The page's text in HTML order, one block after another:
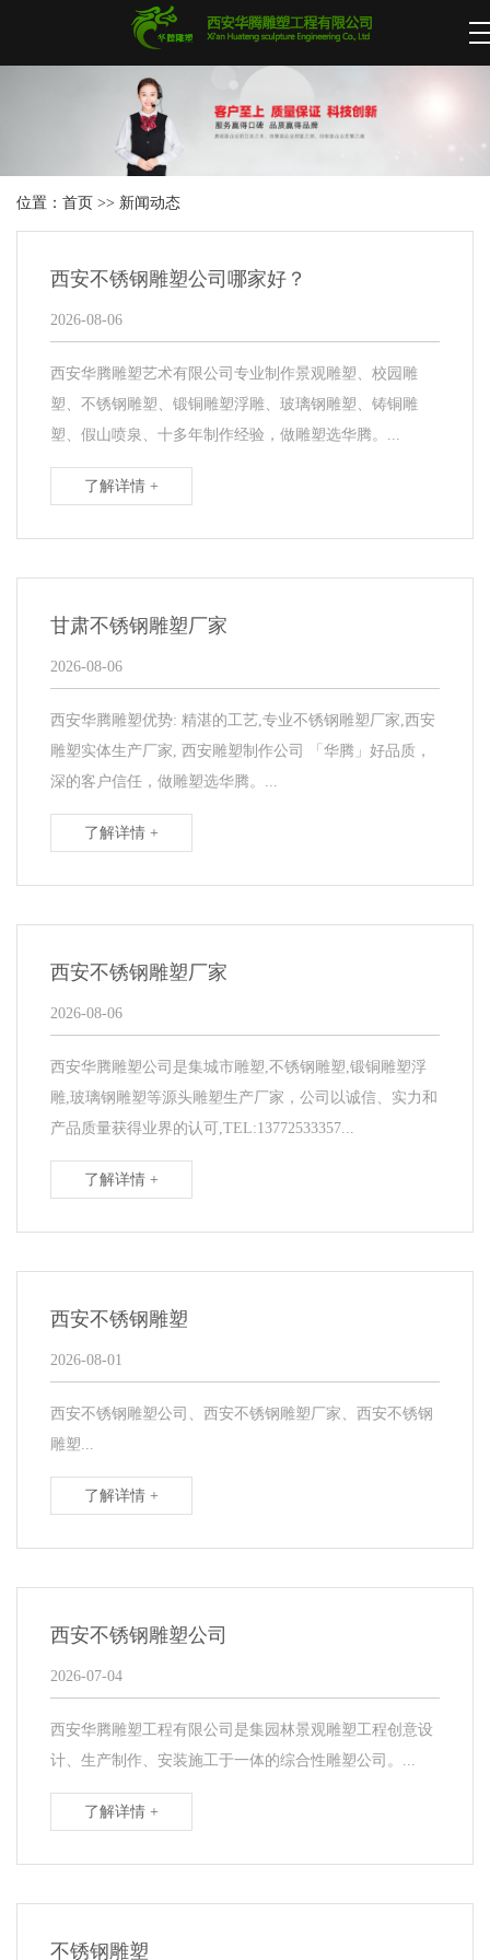
位置： 首页 >> 新闻动态
西安不锈钢雕塑公司哪家好？
2026-08-06
西安华腾雕塑艺术有限公司专业制作景观雕塑、校园雕
塑、不锈钢雕塑、锻铜雕塑浮雕、玻璃钢雕塑、铸铜雕
塑、假山喷泉、十多年制作经验，做雕塑选华腾。...
了解详情 +
甘肃不锈钢雕塑厂家
2026-08-06
西安华腾雕塑优势: 精湛的工艺,专业不锈钢雕塑厂家,西安
雕塑实体生产厂家, 西安雕塑制作公司 「华腾」好品质，
深的客户信任，做雕塑选华腾。...
了解详情 +
西安不锈钢雕塑厂家
2026-08-06
西安华腾雕塑公司是集城市雕塑,不锈钢雕塑,锻铜雕塑浮
雕,玻璃钢雕塑等源头雕塑生产厂家，公司以诚信、实力和
产品质量获得业界的认可,TEL:13772533357...
了解详情 +
西安不锈钢雕塑
2026-08-01
西安不锈钢雕塑公司、西安不锈钢雕塑厂家、西安不锈钢
雕塑...
了解详情 +
西安不锈钢雕塑公司
2026-07-04
西安华腾雕塑工程有限公司是集园林景观雕塑工程创意设
计、生产制作、安装施工于一体的综合性雕塑公司。...
了解详情 +
不锈钢雕塑